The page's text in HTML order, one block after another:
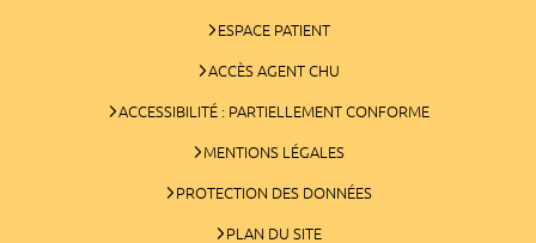
ESPACE PATIENT
ACCÈS AGENT CHU
ACCESSIBILITÉ : PARTIELLEMENT CONFORME
MENTIONS LÉGALES
PROTECTION DES DONNÉES
PLAN DU SITE